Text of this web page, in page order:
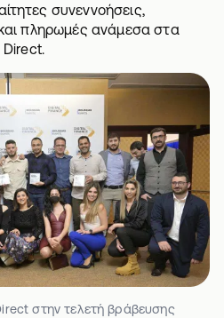
συνεννοήσεις,
και πληρωμές ανάμεσα στα
Direct.
στην τελετή βράβευσης